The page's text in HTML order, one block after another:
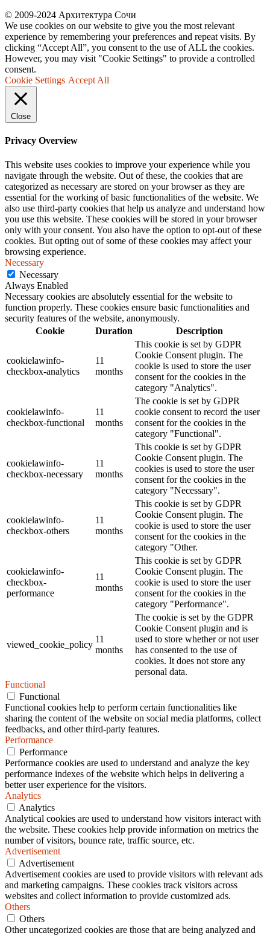
© 2009-2024 Архитектура Сочи
We use cookies on our website to give you the most relevant
experience by remembering your preferences and repeat visits. By
clicking “Accept All”, you consent to the use of ALL the cookies.
However, you may visit "Cookie Settings" to provide a controlled
consent.
Cookie Settings Accept All
Close
Privacy Overview
This website uses cookies to improve your experience while you
navigate through the website. Out of these, the cookies that are
categorized as necessary are stored on your browser as they are
essential for the working of basic functionalities of the website. We
also use third-party cookies that help us analyze and understand how
you use this website. These cookies will be stored in your browser
only with your consent. You also have the option to opt-out of these
cookies. But opting out of some of these cookies may affect your
browsing experience.
Necessary
Necessary
Always Enabled
Necessary cookies are absolutely essential for the website to
function properly. These cookies ensure basic functionalities and
security features of the website, anonymously.
Cookie
Duration Description
cookielawinfo-
checkbox-analytics
11
months
This cookie is set by GDPR
Cookie Consent plugin. The
cookie is used to store the user
consent for the cookies in the
category "Analytics".
cookielawinfo-
checkbox-functional
11
months
The cookie is set by GDPR
cookie consent to record the user
consent for the cookies in the
category "Functional".
cookielawinfo-
checkbox-necessary
11
months
This cookie is set by GDPR
Cookie Consent plugin. The
cookies is used to store the user
consent for the cookies in the
category "Necessary".
cookielawinfo-
checkbox-others
11
months
This cookie is set by GDPR
Cookie Consent plugin. The
cookie is used to store the user
consent for the cookies in the
category "Other.
cookielawinfo-
checkbox-
performance
11
months
This cookie is set by GDPR
Cookie Consent plugin. The
cookie is used to store the user
consent for the cookies in the
category "Performance".
viewed_cookie_policy
11
months
The cookie is set by the GDPR
Cookie Consent plugin and is
used to store whether or not user
has consented to the use of
cookies. It does not store any
personal data.
Functional
Functional
Functional cookies help to perform certain functionalities like
sharing the content of the website on social media platforms, collect
feedbacks, and other third-party features.
Performance
Performance
Performance cookies are used to understand and analyze the key
performance indexes of the website which helps in delivering a
better user experience for the visitors.
Analytics
Analytics
Analytical cookies are used to understand how visitors interact with
the website. These cookies help provide information on metrics the
number of visitors, bounce rate, traffic source, etc.
Advertisement
Advertisement
Advertisement cookies are used to provide visitors with relevant ads
and marketing campaigns. These cookies track visitors across
websites and collect information to provide customized ads.
Others
Others
Other uncategorized cookies are those that are being analyzed and